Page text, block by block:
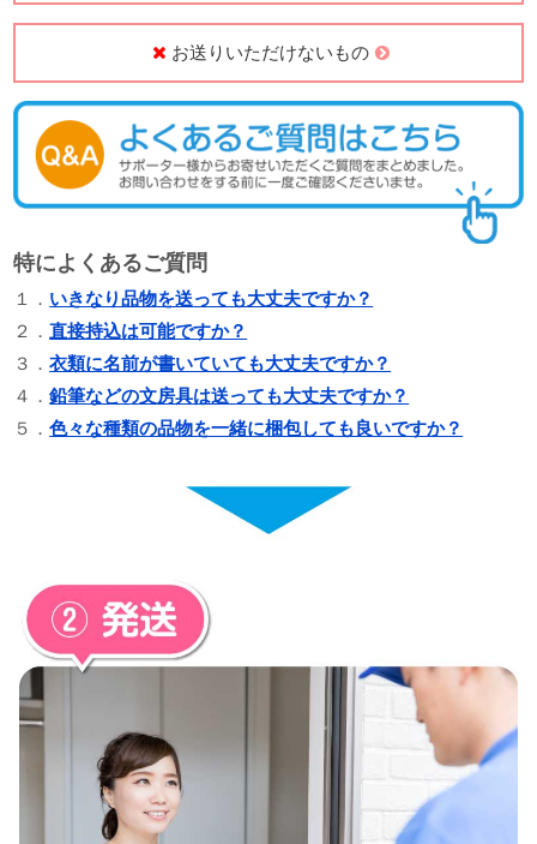
お送りいただけないもの
特によくあるご質問
１． いきなり品物を送っても大丈夫ですか？
２．直接持込は可能ですか？
３．衣類に名前が書いていても大丈夫ですか？
４．鉛筆などの文房具は送っても大丈夫ですか？
５．色々な種類の品物を一緒に梱包しても良いですか？